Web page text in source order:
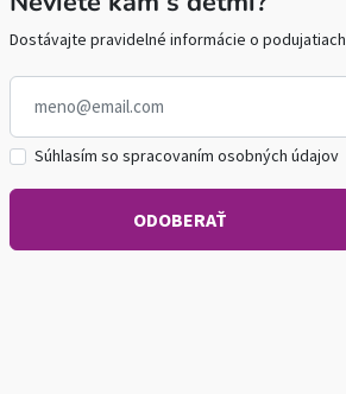
Dostávajte pravidelné informácie o podujatiach
Súhlasím so spracovaním osobných údajov